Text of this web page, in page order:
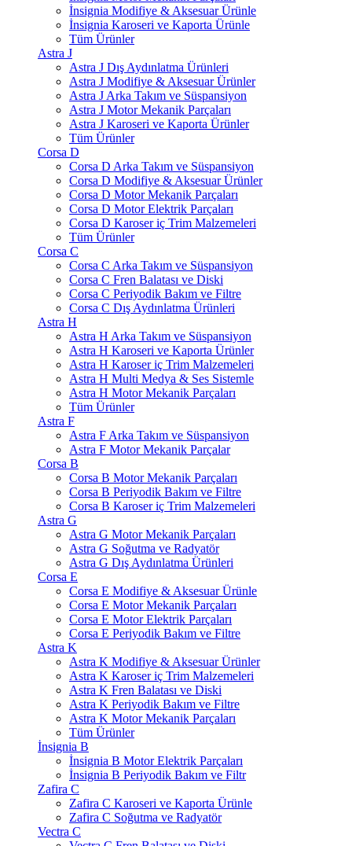
İnsignia Modifiye & Aksesuar Ürünle
İnsignia Karoseri ve Kaporta Ürünle
Tüm Ürünler
Astra J
Astra J Dış Aydınlatma Ürünleri
Astra J Modifiye & Aksesuar Ürünler
Astra J Arka Takım ve Süspansiyon
Astra J Motor Mekanik Parçaları
Astra J Karoseri ve Kaporta Ürünler
Tüm Ürünler
Corsa D
Corsa D Arka Takım ve Süspansiyon
Corsa D Modifiye & Aksesuar Ürünler
Corsa D Motor Mekanik Parçaları
Corsa D Motor Elektrik Parçaları
Corsa D Karoser iç Trim Malzemeleri
Tüm Ürünler
Corsa C
Corsa C Arka Takım ve Süspansiyon
Corsa C Fren Balatası ve Diski
Corsa C Periyodik Bakım ve Filtre
Corsa C Dış Aydınlatma Ürünleri
Astra H
Astra H Arka Takım ve Süspansiyon
Astra H Karoseri ve Kaporta Ürünler
Astra H Karoser iç Trim Malzemeleri
Astra H Multi Medya & Ses Sistemle
Astra H Motor Mekanik Parçaları
Tüm Ürünler
Astra F
Astra F Arka Takım ve Süspansiyon
Astra F Motor Mekanik Parçalar
Corsa B
Corsa B Motor Mekanik Parçaları
Corsa B Periyodik Bakım ve Filtre
Corsa B Karoser iç Trim Malzemeleri
Astra G
Astra G Motor Mekanik Parçaları
Astra G Soğutma ve Radyatör
Astra G Dış Aydınlatma Ürünleri
Corsa E
Corsa E Modifiye & Aksesuar Ürünle
Corsa E Motor Mekanik Parçaları
Corsa E Motor Elektrik Parçaları
Corsa E Periyodik Bakım ve Filtre
Astra K
Astra K Modifiye & Aksesuar Ürünler
Astra K Karoser iç Trim Malzemeleri
Astra K Fren Balatası ve Diski
Astra K Periyodik Bakım ve Filtre
Astra K Motor Mekanik Parçaları
Tüm Ürünler
İnsignia B
İnsignia B Motor Elektrik Parçaları
İnsignia B Periyodik Bakım ve Filtr
Zafira C
Zafira C Karoseri ve Kaporta Ürünle
Zafira C Soğutma ve Radyatör
Vectra C